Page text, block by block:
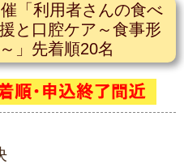
「利用者さんの食べ
と口腔ケア～食事形
」先着順20名